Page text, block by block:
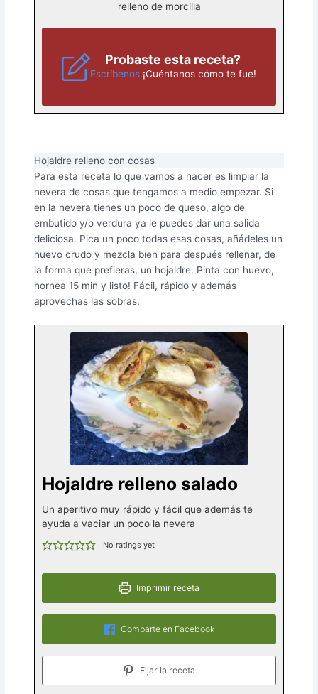
relleno de morcilla
Probaste esta receta?
Escríbenos¡Cuéntanos cómo te fue!
Hojaldre relleno con cosas
Para esta receta lo que vamos a hacer es limpiar la
nevera de cosas que tengamos a medio empezar. Si
en la nevera tienes un poco de queso, algo de
embutido y/o verdura ya le puedes dar una salida
deliciosa. Pica un poco todas esas cosas, añádeles un
huevo crudo y mezcla bien para después rellenar, de
la forma que prefieras, un hojaldre. Pinta con huevo,
hornea 15 min y listo! Fácil, rápido y además
aprovechas las sobras.
Hojaldre relleno salado
Un aperitivo muy rápido y fácil que además te
ayuda a vaciar un poco la nevera
No ratings yet
Imprimir receta
Comparte en Facebook
Fijar la receta